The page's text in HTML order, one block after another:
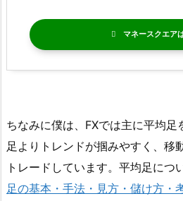
マネースクエア
ちなみに僕は、FXでは主に平均足
足よりトレンドが掴みやすく、移
トレードしています。平均足につ
足の基本・手法・見方・儲け方・